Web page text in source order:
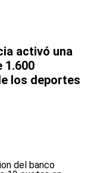
activó una
1.600
los deportes